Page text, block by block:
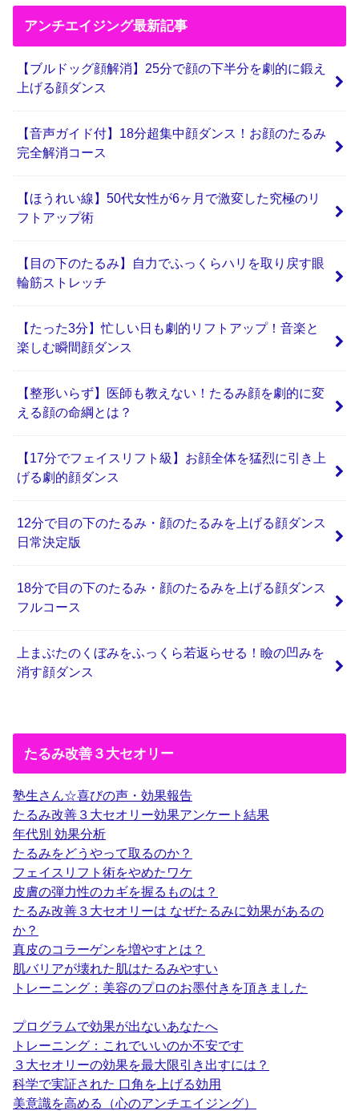
アンチエイジング最新記事
【ブルドッグ顔解消】25分で顔の下半分を劇的に鍛え
上げる顔ダンス
【音声ガイド付】18分超集中顔ダンス！お顔のたるみ
完全解消コース
【ほうれい線】50代女性が6ヶ月で激変した究極のリ
フトアップ術
【目の下のたるみ】自力でふっくらハリを取り戻す眼
輪筋ストレッチ
【たった3分】忙しい日も劇的リフトアップ！音楽と
楽しむ瞬間顔ダンス
【整形いらず】医師も教えない！たるみ顔を劇的に変
える顔の命綱とは？
【17分でフェイスリフト級】お顔全体を猛烈に引き上
げる劇的顔ダンス
12分で目の下のたるみ・顔のたるみを上げる顔ダンス
日常決定版
18分で目の下のたるみ・顔のたるみを上げる顔ダンス
フルコース
上まぶたのくぼみをふっくら若返らせる！瞼の凹みを
消す顔ダンス
たるみ改善３大セオリー
塾生さん☆喜びの声・効果報告
たるみ改善３大セオリー効果アンケート結果
年代別 効果分析
たるみをどうやって取るのか？
フェイスリフト術をやめたワケ
皮膚の弾力性のカギを握るものは？
たるみ改善３大セオリーは なぜたるみに効果があるの
か？
真皮のコラーゲンを増やすとは？
肌バリアが壊れた肌はたるみやすい
トレーニング：美容のプロのお墨付きを頂きました
プログラムで効果が出ないあなたへ
トレーニング：これでいいのか不安です
３大セオリーの効果を最大限引き出すには？
科学で実証された 口角を上げる効用
美意識を高める（心のアンチエイジング）